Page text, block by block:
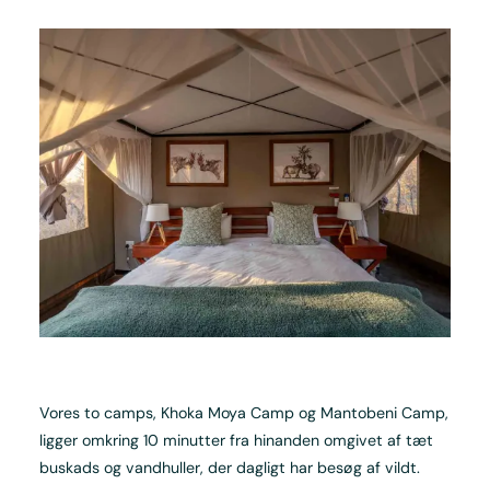
Vores to camps, Khoka Moya Camp og Mantobeni Camp,
ligger omkring 10 minutter fra hinanden omgivet af tæt
buskads og vandhuller, der dagligt har besøg af vildt.